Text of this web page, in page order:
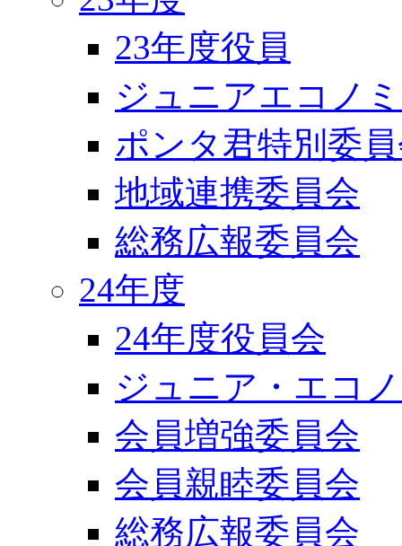
23年度役員
ジュニアエコノ
ポンタ君特別委
地域連携委員会
総務広報委員会
24年度
24年度役員会
ジュニア・エコ
会員増強委員会
会員親睦委員会
総務広報委員会